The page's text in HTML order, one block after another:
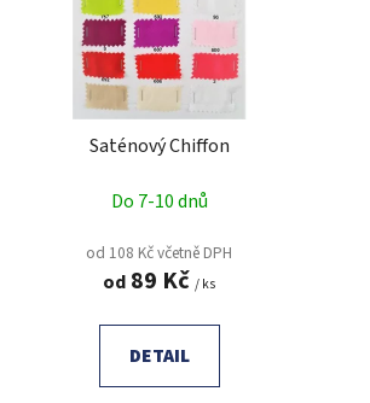
Saténový Chiffon
Do 7-10 dnů
od 108 Kč včetně DPH
od 89 Kč/ ks
DETAIL